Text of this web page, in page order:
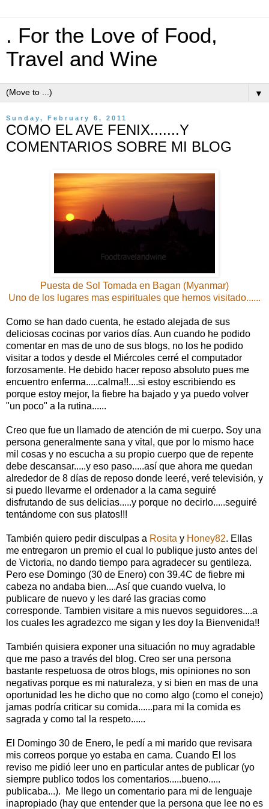
. For the Love of Food,
Travel and Wine
▼
Sunday, February 6, 2011
COMO EL AVE FENIX.......Y
COMENTARIOS SOBRE MI BLOG
Puesta de Sol Tomada en Bagan (Myanmar)
Uno de los lugares mas espirituales que hemos visitado......
Como se han dado cuenta, he estado alejada de sus
deliciosas cocinas por varios días. Aun cuando he podido
comentar en mas de uno de sus blogs, no los he podido
visitar a todos y desde el Miércoles cerré el computador
forzosamente. He debido hacer reposo absoluto pues me
encuentro enferma.....calma!!....si estoy escribiendo es
porque estoy mejor, la fiebre ha bajado y ya puedo volver
"un poco" a la rutina......
Creo que fue un llamado de atención de mi cuerpo. Soy una
persona generalmente sana y vital, que por lo mismo hace
mil cosas y no escucha a su propio cuerpo que de repente
debe descansar.....y eso paso.....así que ahora me quedan
alrededor de 8 días de reposo donde leeré, veré televisión, y
si puedo llevarme el ordenador a la cama seguiré
disfrutando de sus delicias.....y porque no decirlo.....seguiré
tentándome con sus platos!!!
También quiero pedir disculpas a Rosita y Honey82. Ellas
me entregaron un premio el cual lo publique justo antes del
de Victoria, no dando tiempo para agradecer su gentileza.
Pero ese Domingo (30 de Enero) con 39.4C de fiebre mi
cabeza no andaba bien....Así que cuando vuelva, lo
publicare de nuevo y les daré las gracias como
corresponde. Tambien visitare a mis nuevos seguidores....a
los cuales les agradezco me sigan y les doy la Bienvenida!!
También quisiera exponer una situación no muy agradable
que me paso a través del blog. Creo ser una persona
bastante respetuosa de otros blogs, mis opiniones no son
negativas porque es mi naturaleza, y si bien en mas de una
oportunidad les he dicho que no como algo (como el conejo)
jamas podría criticar su comida......para mi la comida es
sagrada y como tal la respeto......
El Domingo 30 de Enero, le pedí a mi marido que revisara
mis correos porque yo estaba en cama. Cuando El los
reviso me pidió leer uno en particular antes de publicar (yo
siempre publico todos los comentarios.....bueno.....
publicaba...). Me llego un comentario para mi de lenguaje
inapropiado (hay que entender que la persona que lee no es